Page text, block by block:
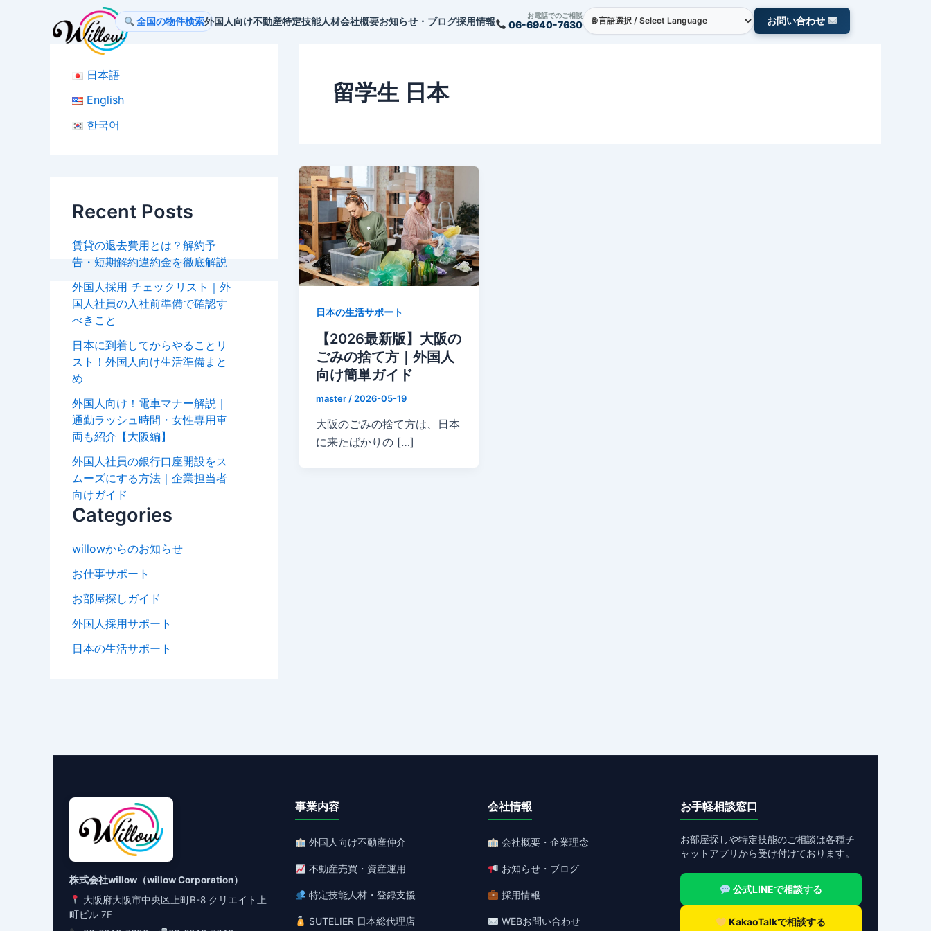
全国の物件検索外国人向け不動産特定技能人材会社概要お知らせ・ブログ採用情報
お電話でのご相談
06-6940-7630 お問い合わせ
日本語
English
한국어
Recent Posts
賃貸の退去費用とは？解約予
告・短期解約違約金を徹底解説
外国人採用 チェックリスト｜外
国人社員の入社前準備で確認す
べきこと
日本に到着してからやることリ
スト！外国人向け生活準備まと
め
外国人向け！電車マナー解説｜
通勤ラッシュ時間・女性専用車
両も紹介【大阪編】
外国人社員の銀行口座開設をス
ムーズにする方法｜企業担当者
向けガイド
Categories
willowからのお知らせ
お仕事サポート
お部屋探しガイド
外国人採用サポート
日本の生活サポート
留学生 日本
日本の生活サポート
【2026最新版】大阪の
ごみの捨て方｜外国人
向け簡単ガイド
master / 2026-05-19
大阪のごみの捨て方は、日本
に来たばかりの […]
株式会社willow（willow Corporation）
大阪府大阪市中央区上町B-8 クリエイト上
町ビル 7F
事業内容
外国人向け不動産仲介
不動産売買・資産運用
特定技能人材・登録支援
SUTELIER 日本総代理店
会社情報
会社概要・企業理念
お知らせ・ブログ
採用情報
WEBお問い合わせ
お手軽相談窓口
お部屋探しや特定技能のご相談は各種チ
ャットアプリから受け付けております。
公式LINEで相談する
KakaoTalkで相談する